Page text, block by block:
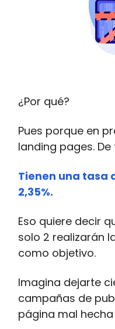
¿Por qué?
Pues porque en
landing pages.
Tienen una tasa
2,35%.
Eso quiere decir
solo 2 realizarán
como objetivo.
Imagina dejarte
campañas de
página mal